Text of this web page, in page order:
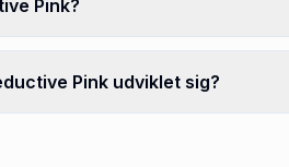
Pink?
Pink udviklet sig?